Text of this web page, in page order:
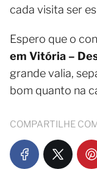
cada visita ser
Espero que o
em Vitória –
grande valia,
bom quanto na
COMPARTILHE